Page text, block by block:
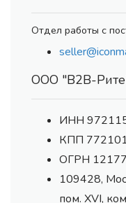
Отдел работы с
ООО "В2В-
ИНН
КПП
ОГРН
109428,
пом. XVI,